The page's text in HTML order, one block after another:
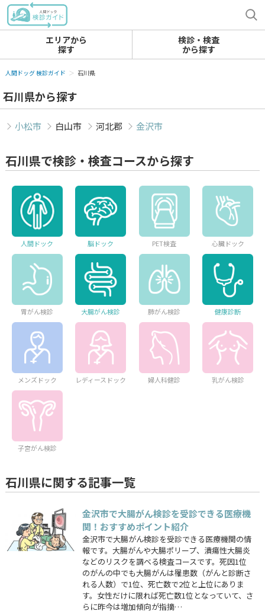
エリアから
探す
検診・検査
から探す
人間ドッグ 検診ガイド 石川県
石川県から探す
小松市 白山市 河北郡 金沢市
石川県で検診・検査コースから探す
人間ドック 脳ドック PET検査 心臓ドック
胃がん検診 大腸がん検診 肺がん検診 健康診断
メンズドック レディースドック 婦人科健診 乳がん検診
子宮がん検診
石川県に関する記事一覧
金沢市で大腸がん検診を受診できる医療機
関！おすすめポイント紹介
金沢市で大腸がん検診を受診できる医療機関の情
報です。大腸がんや大腸ポリープ、潰瘍性大腸炎
などのリスクを調べる検査コースです。死因1位
のがんの中でも大腸がんは罹患数（がんと診断さ
れる人数）で1位、死亡数で2位と上位にありま
す。女性だけに限れば死亡数1位となっていて、さ
らに昨今は増加傾向が指摘…